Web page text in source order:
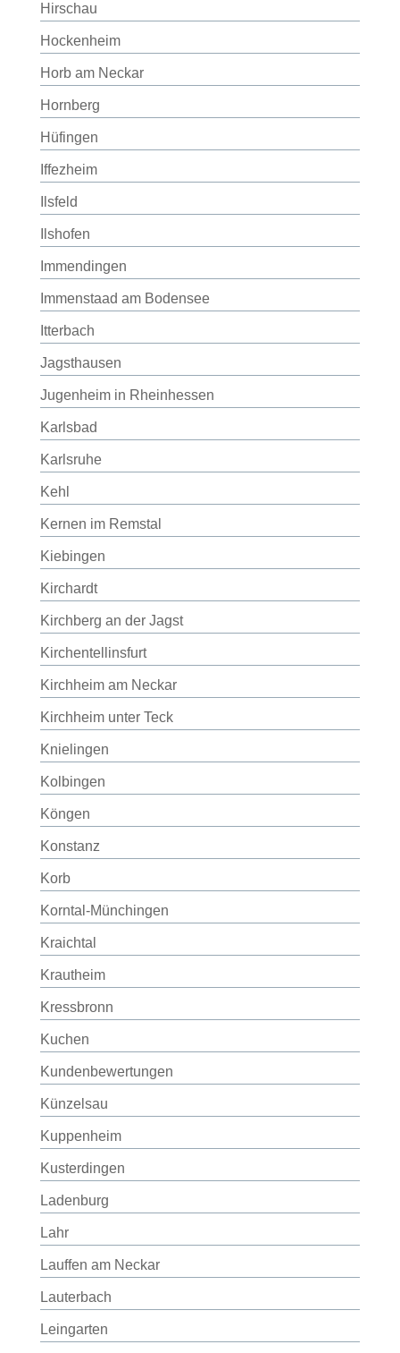
Hirschau
Hockenheim
Horb am Neckar
Hornberg
Hüfingen
Iffezheim
Ilsfeld
Ilshofen
Immendingen
Immenstaad am Bodensee
Itterbach
Jagsthausen
Jugenheim in Rheinhessen
Karlsbad
Karlsruhe
Kehl
Kernen im Remstal
Kiebingen
Kirchardt
Kirchberg an der Jagst
Kirchentellinsfurt
Kirchheim am Neckar
Kirchheim unter Teck
Knielingen
Kolbingen
Köngen
Konstanz
Korb
Korntal-Münchingen
Kraichtal
Krautheim
Kressbronn
Kuchen
Kundenbewertungen
Künzelsau
Kuppenheim
Kusterdingen
Ladenburg
Lahr
Lauffen am Neckar
Lauterbach
Leingarten